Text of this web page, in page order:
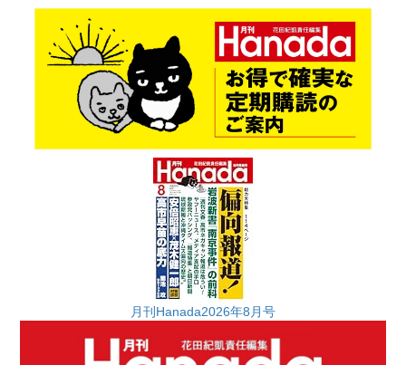
月刊Hanada2026年8月号